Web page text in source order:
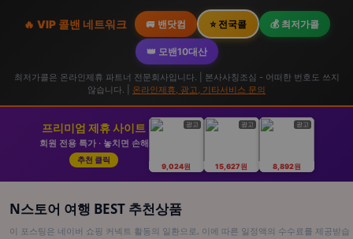
🔥 VIP 콜밴 네트워크 🚐 밴닷컴 ⭐ 전국콜 💰 최저가콜
👑 모밴10대산
최저가콜은 온라인제휴 파트너 전문회사입니다. | 본사사칭조심 - 어떠한 번호도 쓰지
않습니다. | 온라인제휴, 광고, 기타서비스 문의
프리미엄 제휴 사이트
회원 전용 특가 · 놓치면 손해
추천 클릭
광고
9,024원
광고
15,627원
광고
8,892원
N스토어 여행 BEST 추천상품
이 포스팅은 네이버 쇼핑 커넥트 활동의 일환으로, 이에 따른 일정액의 수수료를 제공받습